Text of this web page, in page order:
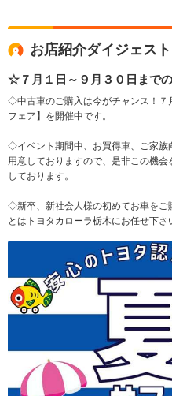
お店紹介ダイジェスト
☆７月１日～９月３０日まで
◇中古車のご購入は今がチャンス！７
フェア】を開催中です。
◇イベント期間中、お買得車、ご家族
用意しておりますので、是非この機
しております。
◇新卒、新社会人様の初めてお車をご
とはトヨタカローラ栃木にお任せ下さ